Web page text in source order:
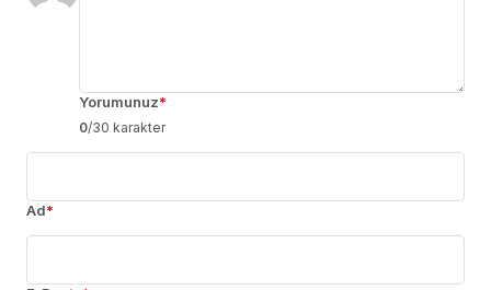
Yorumunuz*
0/30 karakter
Ad*